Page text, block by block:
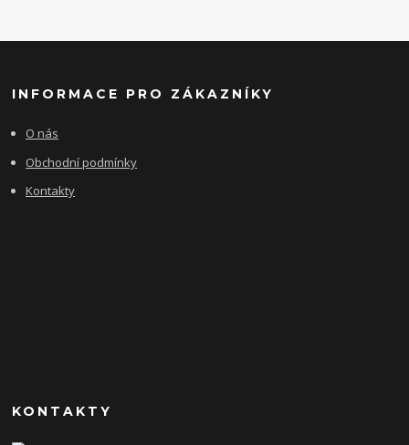
INFORMACE PRO ZÁKAZNÍKY
O nás
Obchodní podmínky
Kontakty
KONTAKTY